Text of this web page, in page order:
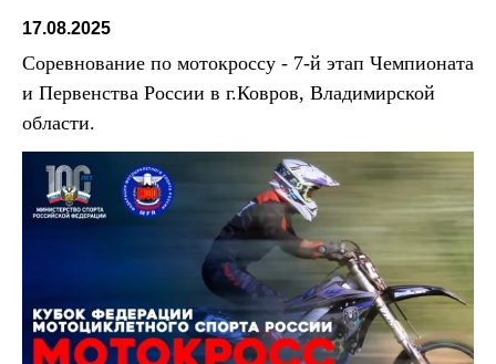
17.08.2025
Соревнование по мотокроссу - 7-й этап Чемпионата
и Первенства России в г.Ковров, Владимирской
области.